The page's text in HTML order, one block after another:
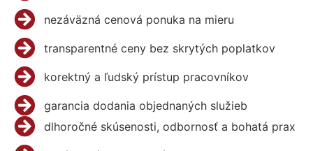
nezáväzná cenová ponuka na mieru
transparentné ceny bez skrytých poplatkov
korektný a ľudský prístup pracovníkov
garancia dodania objednaných služieb
dlhoročné skúsenosti, odbornosť a bohatá prax